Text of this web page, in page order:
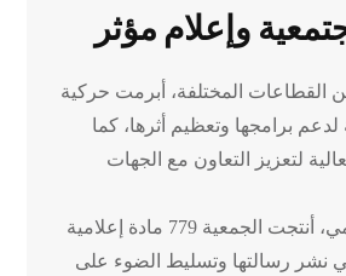
وإعلام مؤثر
القطاعات المختلفة، أبرمت حركية
لدعم برامجها وتعظيم أثرها، كما
وفعالية لتعزيز التعاون مع الجهات
وفي المجال الإعلامي، أنتجت الجمعية 779 مادة إعلامية
نشر رسالتها وتسليط الضوء على